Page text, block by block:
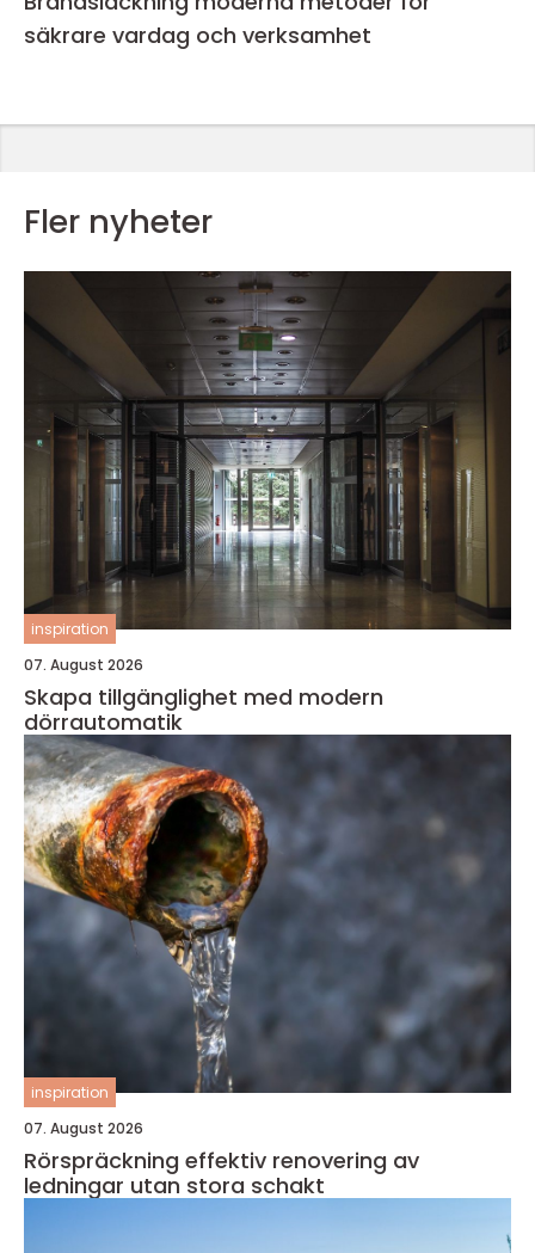
säkrare vardag och verksamhet
Fler nyheter
inspiration
07. August 2026
Skapa tillgänglighet med modern
dörrautomatik
inspiration
07. August 2026
Rörspräckning effektiv renovering av
ledningar utan stora schakt